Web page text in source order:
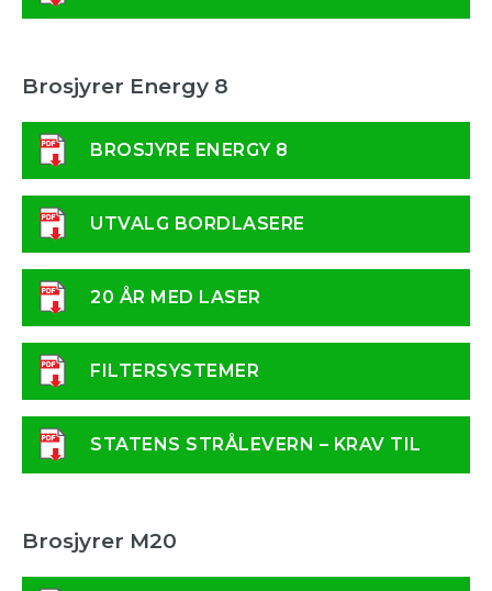
Brosjyrer Energy 8
BROSJYRE ENERGY 8
UTVALG BORDLASERE
20 ÅR MED LASER
FILTERSYSTEMER
STATENS STRÅLEVERN – KRAV TIL
Brosjyrer M20